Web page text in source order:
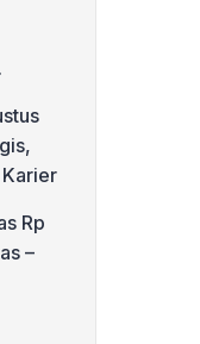
Karier
Rp
–